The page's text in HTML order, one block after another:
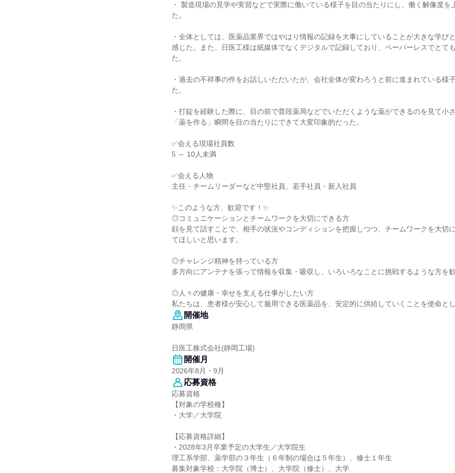
・ 製造現場の見学や実習などで実際に働いている様子を目の当たりにし、働く解像度を
た。
・全体としては、医薬品業界ではやはり情報の記録を大事にしていることが大きな学び
感じた。また、日医工様は紙媒体でなくデジタルで記録しており、ペーパーレスでとて
た。
・過去の不祥事の件をお話しいただいたが、会社全体が変わろうと前に進まれている様
た。
・打錠を経験した際に、目の前で普段薬局などでいただくような薬ができるのを見て小
「薬を作る」瞬間を目の当たりにできて大変印象的だった。
✅会える現場社員数
5 ～ 10人未満
✅会える人物
主任・チームリーダーなど中堅社員、若手社員・新入社員
✨このような方、歓迎です！✨
◎コミュニケーションとチームワークを大切にできる方
顔を見て話すことで、相手の状況やコンディションを把握しつつ、チームワークを大切
てほしいと思います。
◎チャレンジ精神を持っている方
多方向にアンテナを張って情報を収集・吸収し、いろいろなことに挑戦するような方を
◎人々の健康・幸せを支える仕事がしたい方
私たちは、患者様が安心して服用できる医薬品を、安定的に供給していくことを使命と
開催地
静岡県
日医工株式会社(静岡工場)
開催月
2026年8月・9月
応募資格
応募資格
【対象の学校種】
・大学／大学院
【応募資格詳細】
・2028年3月卒業予定の大学生／大学院生
理工系学部、薬学部の３年生（６年制の場合は５年生）、修士１年生
募集対象学校：大学院（博士）、大学院（修士）、大学